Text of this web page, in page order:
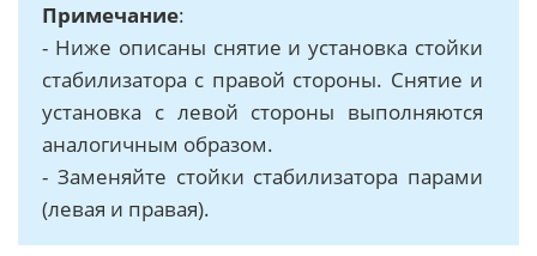
Примечание:
- Ниже описаны снятие и установка стойки
стабилизатора с правой стороны. Снятие и
установка с левой стороны выполняются
аналогичным образом.
- Заменяйте стойки стабилизатора парами
(левая и правая).